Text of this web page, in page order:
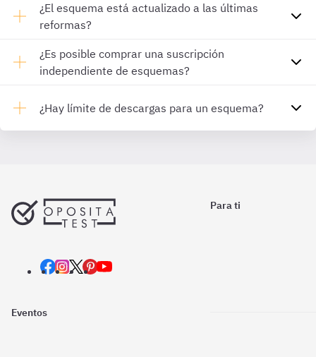
¿El esquema está actualizado a las últimas
reformas?
¿Es posible comprar una suscripción
independiente de esquemas?
¿Hay límite de descargas para un esquema?
Para ti
Eventos